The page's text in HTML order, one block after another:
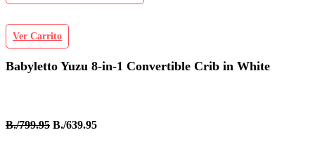
Ver Carrito
Babyletto Yuzu 8-in-1 Convertible Crib in White
B./799.95 B./639.95